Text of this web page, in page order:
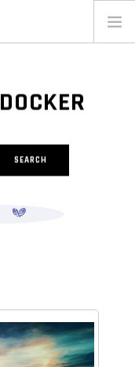
DOCKER
SEARCH